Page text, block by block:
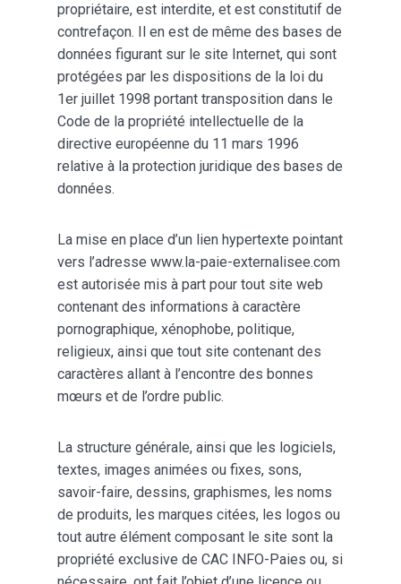
propriétaire, est interdite, et est constitutif de
contrefaçon. Il en est de même des bases de
données figurant sur le site Internet, qui sont
protégées par les dispositions de la loi du
1er juillet 1998 portant transposition dans le
Code de la propriété intellectuelle de la
directive européenne du 11 mars 1996
relative à la protection juridique des bases de
données.
La mise en place d’un lien hypertexte pointant
vers l’adresse www.la-paie-externalisee.com
est autorisée mis à part pour tout site web
contenant des informations à caractère
pornographique, xénophobe, politique,
religieux, ainsi que tout site contenant des
caractères allant à l’encontre des bonnes
mœurs et de l’ordre public.
La structure générale, ainsi que les logiciels,
textes, images animées ou fixes, sons,
savoir-faire, dessins, graphismes, les noms
de produits, les marques citées, les logos ou
tout autre élément composant le site sont la
propriété exclusive de CAC INFO-Paies ou, si